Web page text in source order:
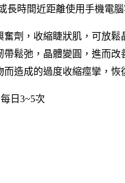
長時間近距離使用手機電腦
劑，收縮睫狀肌，可放鬆
鬆弛，晶體變圓，進而改
造成的過度收縮痙攣，恢
日3~5次